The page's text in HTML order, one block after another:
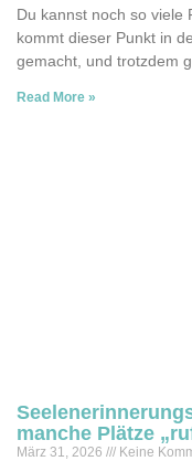
Du kannst noch so viele
kommt dieser Punkt in
gemacht, und trotzdem
Read More »
manche Plätze
März 31, 2026 Keine